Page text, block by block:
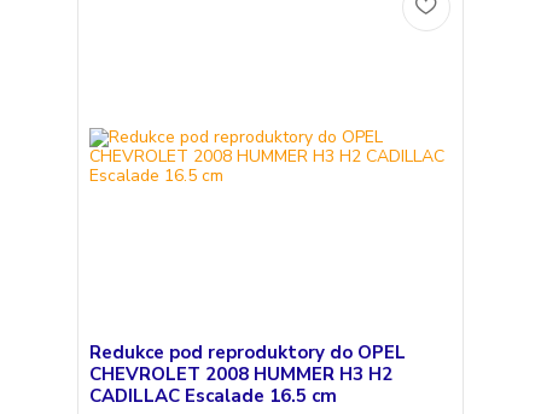
Redukce pod reproduktory do OPEL
CHEVROLET 2008 HUMMER H3 H2
CADILLAC Escalade 16.5 cm